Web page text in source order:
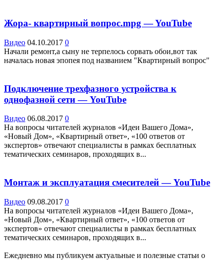
Жора- квартирный вопрос.mpg — YouTube
Видео 04.10.2017 0
Начали ремонт,а сыну не терпелось сорвать обои,вот так
началась новая эпопея под названием "Квартирный вопрос"
Подключение трехфазного устройства к
однофазной сети — YouTube
Видео 06.08.2017 0
На вопросы читателей журналов «Идеи Вашего Дома»,
«Новый Дом», «Квартирный ответ», «100 ответов от
экспертов» отвечают специалисты в рамках бесплатных
тематических семинаров, проходящих в...
Монтаж и эксплуатация смесителей — YouTube
Видео 09.08.2017 0
На вопросы читателей журналов «Идеи Вашего Дома»,
«Новый Дом», «Квартирный ответ», «100 ответов от
экспертов» отвечают специалисты в рамках бесплатных
тематических семинаров, проходящих в...
Ежедневно мы публикуем актуальные и полезные статьи о